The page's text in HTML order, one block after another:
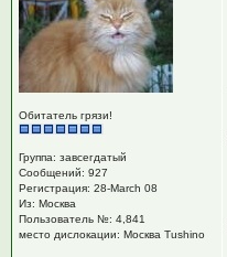
Обитатель грязи!
Группа: завсегдатый
Сообщений: 927
Регистрация: 28-March 08
Из: Москва
Пользователь №: 4,841
место дислокации: Москва Tushino